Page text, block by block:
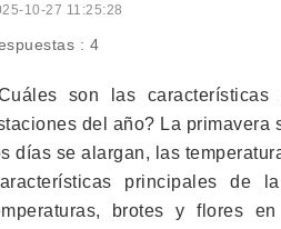
10-27 11:25:28
: 4
son las
del año? La primavera
días se alargan, las
principales de
brotes y flores